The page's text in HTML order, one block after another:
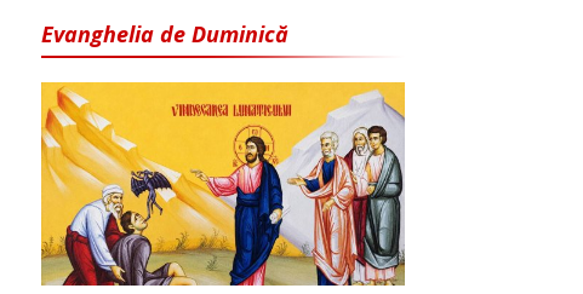
Evanghelia de Duminică